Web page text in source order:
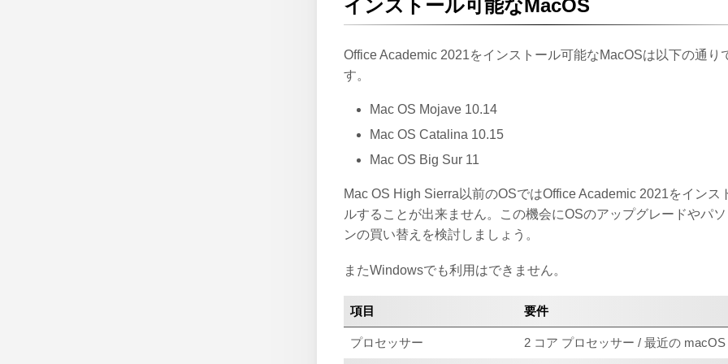
インストール可能なMacOS
Office Academic 2021をインストール可能なMacOSは以下の通り
す。
Mac OS Mojave 10.14
Mac OS Catalina 10.15
Mac OS Big Sur 11
Mac OS High Sierra以前のOSではOffice Academic 2021をインス
ルすることが出来ません。この機会にOSのアップグレードやパソ
ンの買い替えを検討しましょう。
またWindowsでも利用はできません。
項目 要件
プロセッサー 2 コア プロセッサー / 最近の macOS